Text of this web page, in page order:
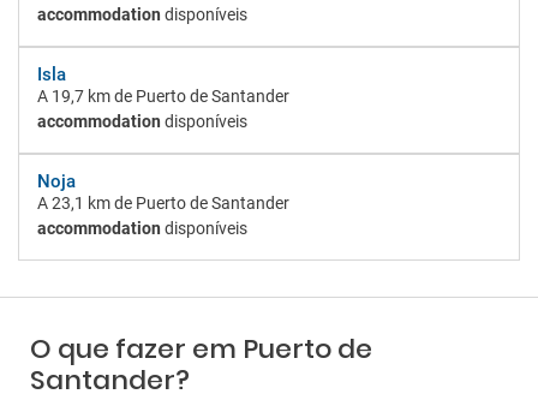
accommodation disponíveis
Isla
A 19,7 kmde Puerto de Santander
accommodation disponíveis
Noja
A23,1 kmde Puerto de Santander
accommodation disponíveis
O que fazer em Puerto de
Santander?